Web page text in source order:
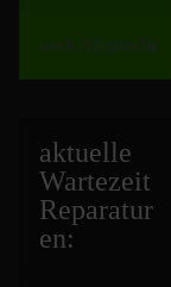
nach Absprache
aktuelle
Wartezeit
Reparatur
en: